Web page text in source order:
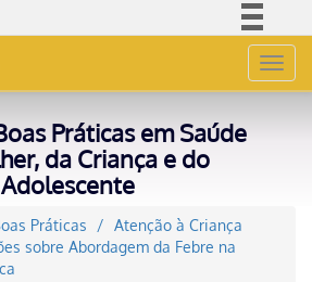
Acesso à informação
Canais
Práticas em Saúde
da Criança e do
Adolescente
Práticas
Atenção à Criança
sobre Abordagem da Febre na